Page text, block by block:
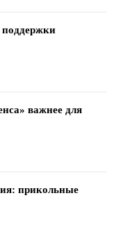
поддержки
важнее для
прикольные